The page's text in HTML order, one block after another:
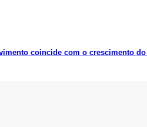
coincide com o crescimento